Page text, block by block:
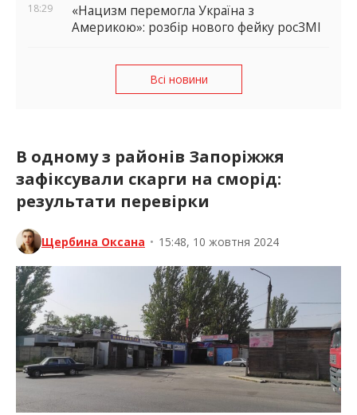
18:29
«Нацизм перемогла Україна з
Америкою»: розбір нового фейку росЗМІ
Всі новини
В одному з районів Запоріжжя
зафіксували скарги на сморід:
результати перевірки
Щербина Оксана • 15:48, 10 жовтня 2024